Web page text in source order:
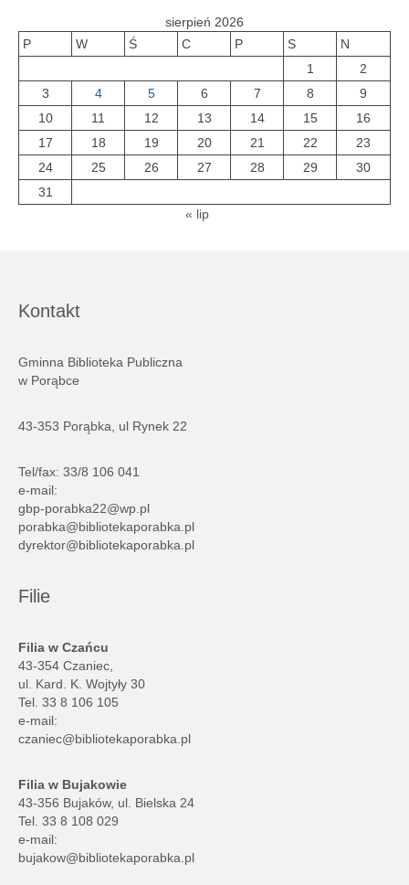
sierpień 2026
P
W Ś C P S
N
1
2
3
4 5 6 7 8
9
10
11 12 13 14 15
16
17
18 19 20 21 22
23
24
25 26 27 28 29
30
31
« lip
Kontakt
Gminna Biblioteka Publiczna
w Porąbce
43-353 Porąbka, ul Rynek 22
Tel/fax: 33/8 106 041
e-mail:
gbp-porabka22@wp.pl
porabka@bibliotekaporabka.pl
dyrektor@bibliotekaporabka.pl
Filie
Filia w Czańcu
43-354 Czaniec,
ul. Kard. K. Wojtyły 30
Tel. 33 8 106 105
e-mail:
czaniec@bibliotekaporabka.pl
Filia w Bujakowie
43-356 Bujaków, ul. Bielska 24
Tel. 33 8 108 029
e-mail:
bujakow@bibliotekaporabka.pl